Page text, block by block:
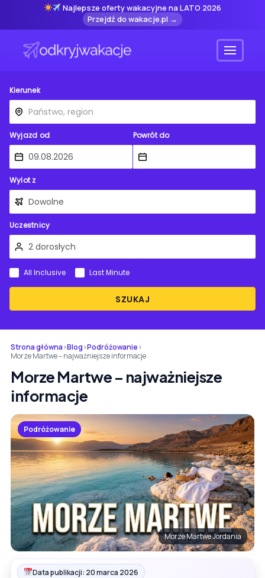
Najlepsze oferty wakacyjne na LATO 2026
Przejdź do wakacje.pl →
Menu
Kierunek
Wyjazd od Powrót do
Wylot z
Uczestnicy
SZUKAJ
All Inclusive Last Minute
Strona główna›Blog›Podróżowanie›
Morze Martwe – najważniejsze informacje
Morze Martwe – najważniejsze
informacje
Podróżowanie
Morze Martwe Jordania
Data publikacji: 20 marca 2026